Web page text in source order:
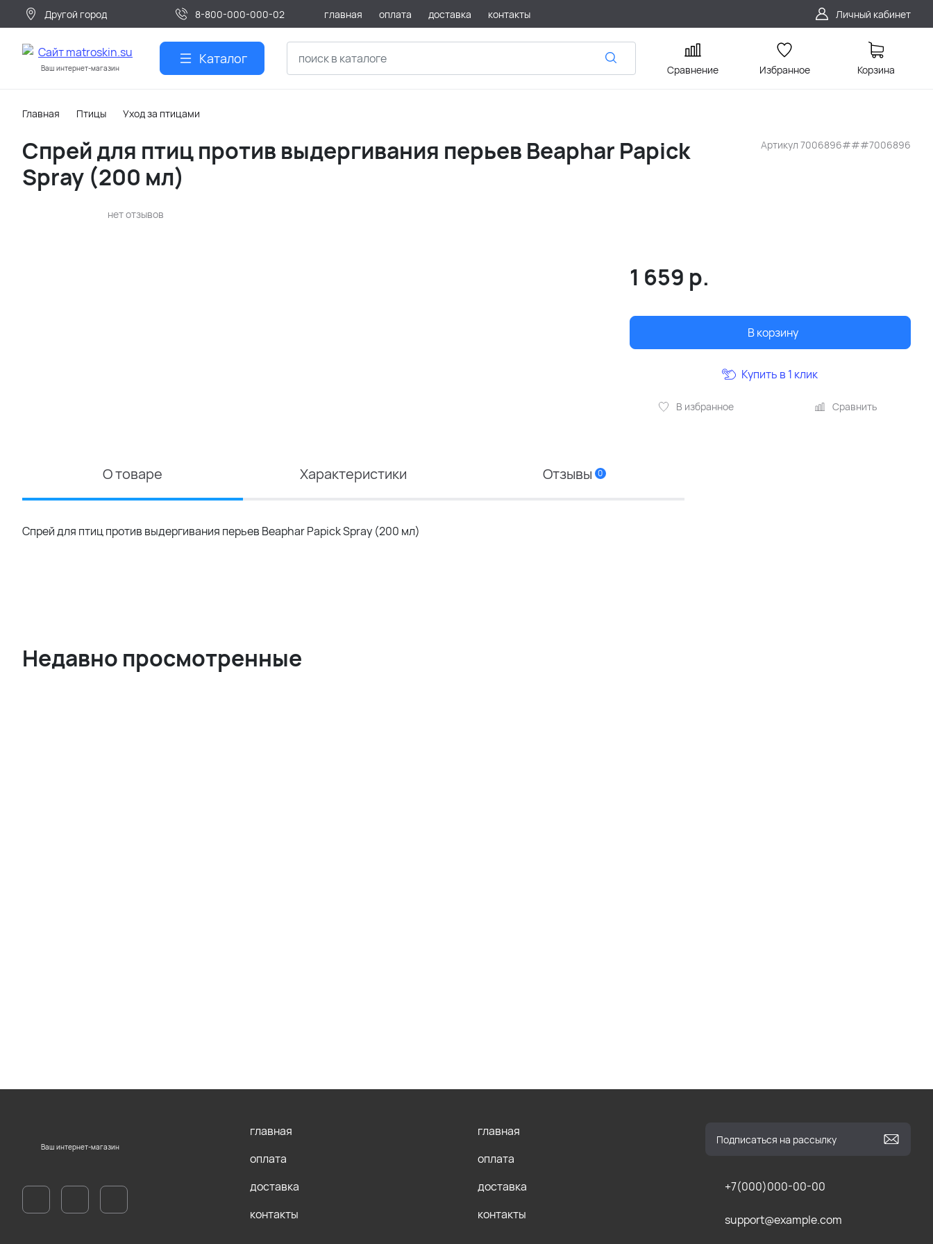
Другой город 8-800-000-000-02 главная оплата доставка контакты Личный кабинет
Ваш интернет-магазин
Каталог
Сравнение Избранное Корзина
Главная Птицы Уход за птицами
Артикул 7006896###7006896
Спрей для птиц против выдергивания перьев Beaphar Papick
Spray (200 мл)
нет отзывов
1 659 р.
В корзину
В избранное Сравнить
Купить в 1 клик
О товаре Характеристики Отзывы 0
Спрей для птиц против выдергивания перьев Beaphar Papick Spray (200 мл)
Недавно просмотренные
Ваш интернет-магазин
+7(000)000-00-00
support@example.com
главная
оплата
доставка
контакты
главная
оплата
доставка
контакты